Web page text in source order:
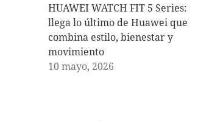
HUAWEI WATCH FIT 5 Series:
llega lo último de Huawei que
combina estilo, bienestar y
movimiento
10 mayo, 2026